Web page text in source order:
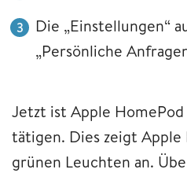
Die „Einstellungen“
„Persönliche
Jetzt ist Apple
tätigen. Dies zeigt
grünen Leuchten an.